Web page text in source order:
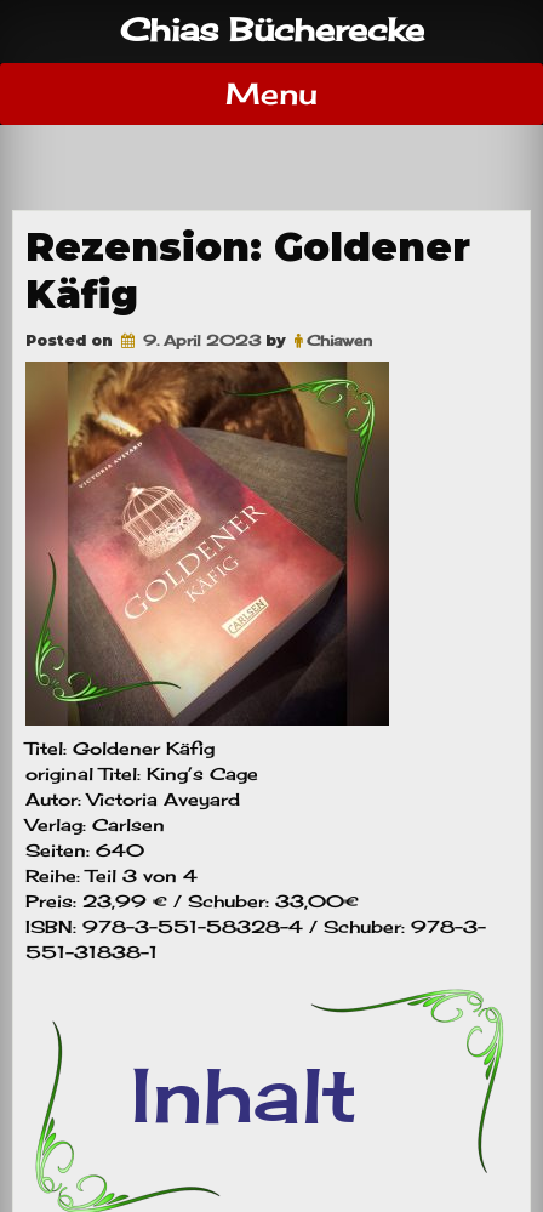
content
Chias Bücherecke
Menu
Rezension: Goldener
Käfig
Posted on 9. April 2023by Chiawen
Titel: Goldener Käfig
original Titel: King’s Cage
Autor: Victoria Aveyard
Verlag: Carlsen
Seiten: 640
Reihe: Teil 3 von 4
Preis: 23,99 € / Schuber: 33,00€
ISBN: 978-3-551-58328-4 / Schuber: 978-3-
551-31838-1